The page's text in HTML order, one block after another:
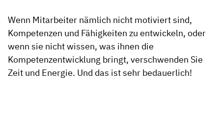
Wenn Mitarbeiter nämlich nicht motiviert sind,
Kompetenzen und Fähigkeiten zu entwickeln, oder
wenn sie nicht wissen, was ihnen die
Kompetenzentwicklung bringt, verschwenden Sie
Zeit und Energie. Und das ist sehr bedauerlich!